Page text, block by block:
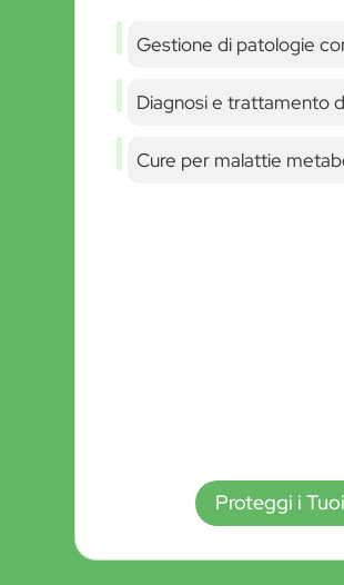
Gestione di patologie
Diagnosi e trattamento
Cure per malattie
Proteggi i